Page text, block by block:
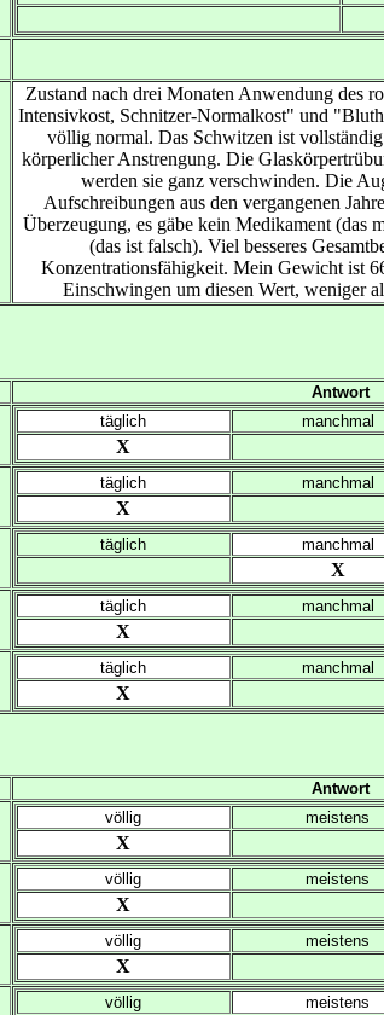
Zustand nach drei Monaten Anwendung des
Intensivkost, Schnitzer-Normalkost" und
völlig normal. Das Schwitzen ist
körperlicher Anstrengung. Die
werden sie ganz verschwinden. Die
Aufschreibungen aus den vergangenen
Überzeugung, es gäbe kein Medikament (das
(das ist falsch). Viel besseres
Konzentrationsfähigkeit. Mein Gewicht ist
Einschwingen um diesen Wert, weniger
Antwort
täglich manchmal
X
täglich manchmal
X
täglich manchmal
X
täglich manchmal
X
täglich manchmal
X
Antwort
völlig meistens
X
völlig meistens
X
völlig meistens
X
völlig meistens